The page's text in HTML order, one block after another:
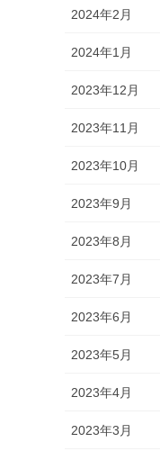
2024年2月
2024年1月
2023年12月
2023年11月
2023年10月
2023年9月
2023年8月
2023年7月
2023年6月
2023年5月
2023年4月
2023年3月